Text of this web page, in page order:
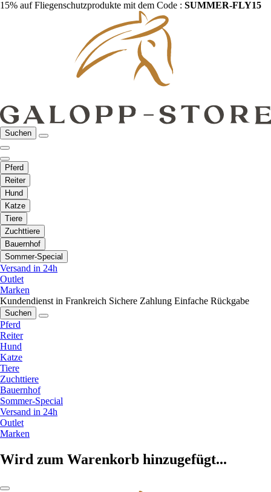
15% auf Fliegenschutzprodukte mit dem Code : SUMMER-FLY15
Suchen
Pferd
Reiter
Hund
Katze
Tiere
Zuchttiere
Bauernhof
Sommer-Special
Versand in 24h
Outlet
Marken
Kundendienst in Frankreich Sichere Zahlung Einfache Rückgabe
Suchen
Pferd
Reiter
Hund
Katze
Tiere
Zuchttiere
Bauernhof
Sommer-Special
Versand in 24h
Outlet
Marken
Wird zum Warenkorb hinzugefügt...